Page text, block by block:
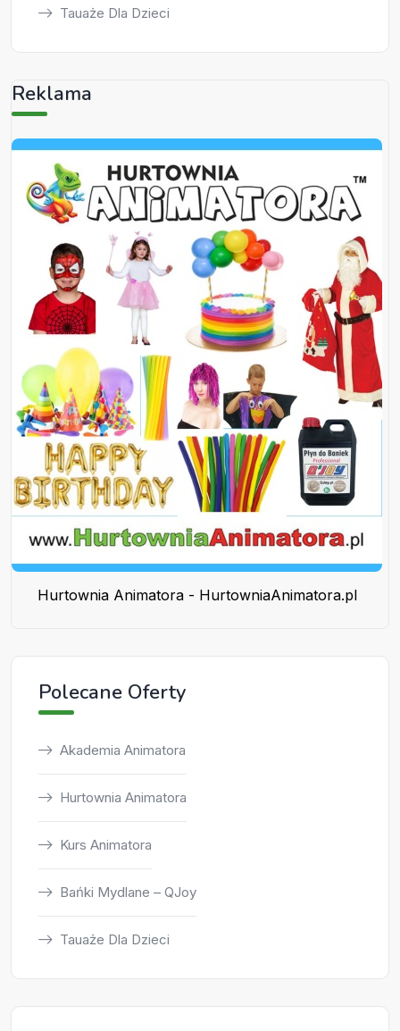
Tauaże Dla Dzieci
Reklama
Hurtownia Animatora - HurtowniaAnimatora.pl
Polecane Oferty
Akademia Animatora
Hurtownia Animatora
Kurs Animatora
Bańki Mydlane – QJoy
Tauaże Dla Dzieci